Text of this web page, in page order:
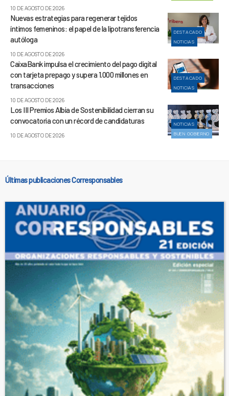
10 DE AGOSTO DE 2026
DESTACADO
NOTICIAS
Nuevas estrategias para regenerar tejidos
íntimos femeninos: el papel de la lipotransferencia
autóloga
10 DE AGOSTO DE 2026
DESTACADO
NOTICIAS
CaixaBank impulsa el crecimiento del pago digital
con tarjeta prepago y supera 1.000 millones en
transacciones
10 DE AGOSTO DE 2026
NOTICIAS
BUEN GOBIERNO
Los III Premios Albia de Sostenibilidad cierran su
convocatoria con un récord de candidaturas
10 DE AGOSTO DE 2026
Últimas publicaciones Corresponsables